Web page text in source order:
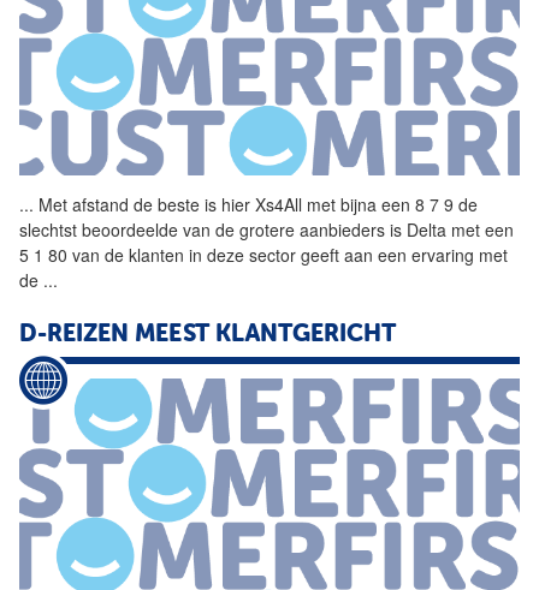
... Met afstand de beste is hier Xs4All met bijna een 8 7 9 de
slechtst beoordeelde van de grotere aanbieders is Delta met een
5 1 80 van de klanten in deze sector geeft aan een ervaring met
de ...
D-REIZEN MEEST KLANTGERICHT